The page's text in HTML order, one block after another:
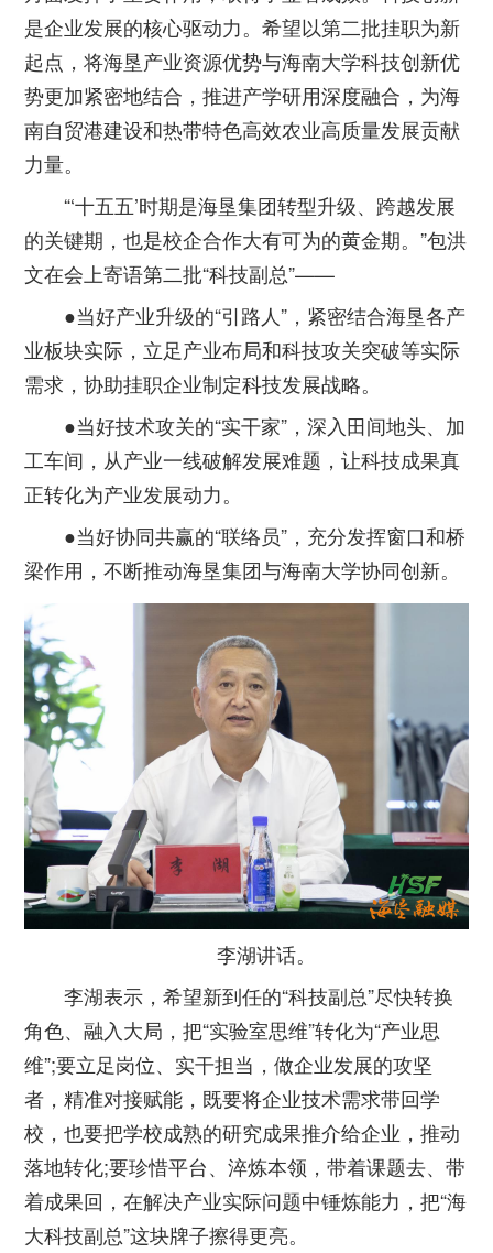
是企业发展的核心驱动力。希望以第二批挂职为新
起点，将海垦产业资源优势与海南大学科技创新优
势更加紧密地结合，推进产学研用深度融合，为海
南自贸港建设和热带特色高效农业高质量发展贡献
力量。
“‘十五五’时期是海垦集团转型升级、跨越发展
的关键期，也是校企合作大有可为的黄金期。”包洪
文在会上寄语第二批“科技副总”——
●当好产业升级的“引路人”，紧密结合海垦各产
业板块实际，立足产业布局和科技攻关突破等实际
需求，协助挂职企业制定科技发展战略。
●当好技术攻关的“实干家”，深入田间地头、加
工车间，从产业一线破解发展难题，让科技成果真
正转化为产业发展动力。
●当好协同共赢的“联络员”，充分发挥窗口和桥
梁作用，不断推动海垦集团与海南大学协同创新。
李湖讲话。
李湖表示，希望新到任的“科技副总”尽快转换
角色、融入大局，把“实验室思维”转化为“产业思
维”;要立足岗位、实干担当，做企业发展的攻坚
者，精准对接赋能，既要将企业技术需求带回学
校，也要把学校成熟的研究成果推介给企业，推动
落地转化;要珍惜平台、淬炼本领，带着课题去、带
着成果回，在解决产业实际问题中锤炼能力，把“海
大科技副总”这块牌子擦得更亮。